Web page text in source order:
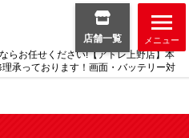
らお任せください!【アトレ上野店】本
承っております！画面・バッテリー対
店舗一覧 メニュー